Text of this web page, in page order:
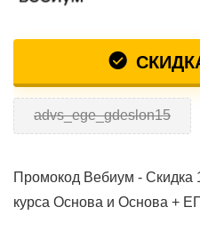
advs_ege_gdeslon15
Промокод Вебиум - Скидка
курса Основа и Основа +